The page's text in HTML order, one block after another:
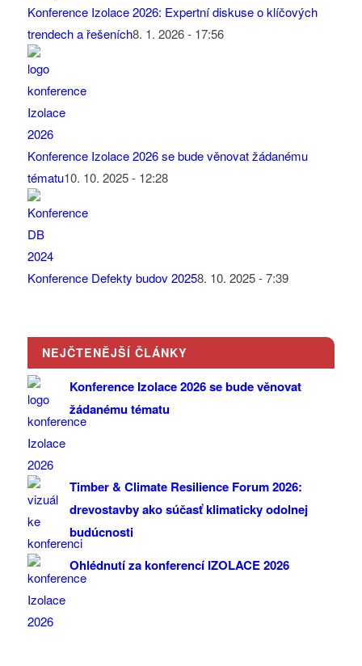
Konference Izolace 2026: Expertní diskuse o klíčových
trendech a řešeních8. 1. 2026 - 17:56
Konference Izolace 2026 se bude věnovat žádanému
tématu10. 10. 2025 - 12:28
Konference Defekty budov 20258. 10. 2025 - 7:39
NEJČTENĚJŠÍ ČLÁNKY
Konference Izolace 2026 se bude věnovat
žádanému tématu
Timber & Climate Resilience Forum 2026:
drevostavby ako súčasť klimaticky odolnej
budúcnosti
Ohlédnutí za konferencí IZOLACE 2026